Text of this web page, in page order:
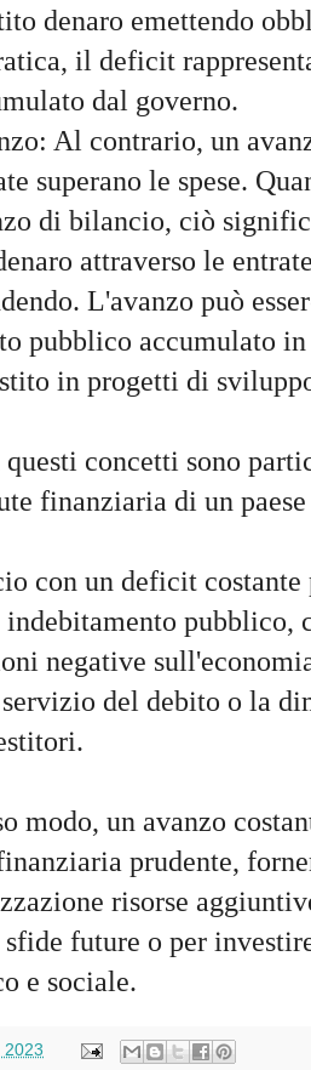
denaro emettendo
il deficit
dal governo.
Al contrario, un
superano le spese.
di bilancio, ciò
attraverso le
L'avanzo può
pubblico accumulato in
in progetti di
concetti sono
finanziaria di un
con un deficit costante
indebitamento pubblico,
negative
del debito o la
modo, un avanzo
prudente,
risorse
future o per
e sociale.
2023